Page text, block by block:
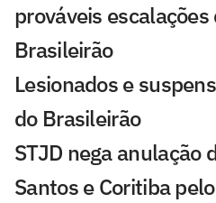
prováveis
Brasileirão
Lesionados e
do Brasileirão
STJD nega anulação
Santos e Coritiba